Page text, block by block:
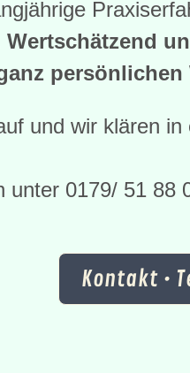
Wertschätzend
persönlichen
und wir klären
unter 0179/ 51 88
Kontakt •